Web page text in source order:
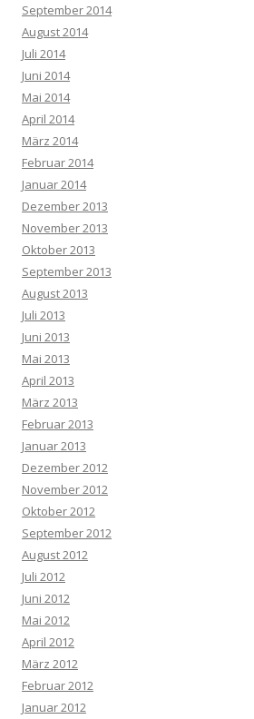
September 2014
August 2014
Juli 2014
Juni 2014
Mai 2014
April 2014
März 2014
Februar 2014
Januar 2014
Dezember 2013
November 2013
Oktober 2013
September 2013
August 2013
Juli 2013
Juni 2013
Mai 2013
April 2013
März 2013
Februar 2013
Januar 2013
Dezember 2012
November 2012
Oktober 2012
September 2012
August 2012
Juli 2012
Juni 2012
Mai 2012
April 2012
März 2012
Februar 2012
Januar 2012